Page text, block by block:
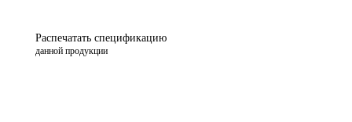
Распечатать спецификацию
данной продукции